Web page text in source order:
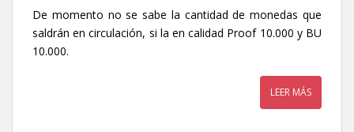
De momento no se sabe la cantidad de monedas que
saldrán en circulación, si la en calidad Proof 10.000 y BU
10.000.
LEER MÁS